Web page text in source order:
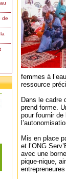
de
femmes à
ressource
Dans le cadre
prend forme.
pour fournir
Mis en place
et l’ONG
avec une
pique-nique,